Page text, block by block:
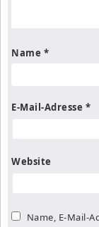
Name *
E-Mail-Adresse *
Website
Name, E-Mail-